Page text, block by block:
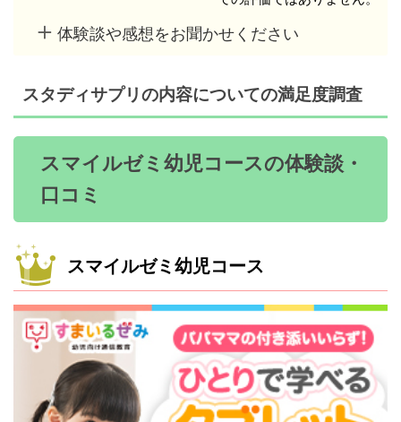
体験談や感想をお聞かせください
スタディサプリの内容についての満足度調査
スマイルゼミ幼児コースの体験談・
口コミ
スマイルゼミ幼児コース